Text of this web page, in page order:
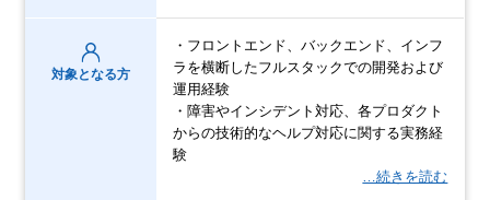
対象となる方
・フロントエンド、バックエンド、インフ
ラを横断したフルスタックでの開発および
運用経験
・障害やインシデント対応、各プロダクト
からの技術的なヘルプ対応に関する実務経
験
…続きを読む